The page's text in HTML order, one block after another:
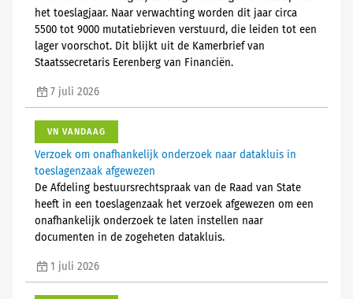
het toeslagjaar. Naar verwachting worden dit jaar circa
5500 tot 9000 mutatiebrieven verstuurd, die leiden tot een
lager voorschot. Dit blijkt uit de Kamerbrief van
Staatssecretaris Eerenberg van Financiën.
7 juli 2026
VN VANDAAG
Verzoek om onafhankelijk onderzoek naar datakluis in
toeslagenzaak afgewezen
De Afdeling bestuursrechtspraak van de Raad van State
heeft in een toeslagenzaak het verzoek afgewezen om een
onafhankelijk onderzoek te laten instellen naar
documenten in de zogeheten datakluis.
1 juli 2026